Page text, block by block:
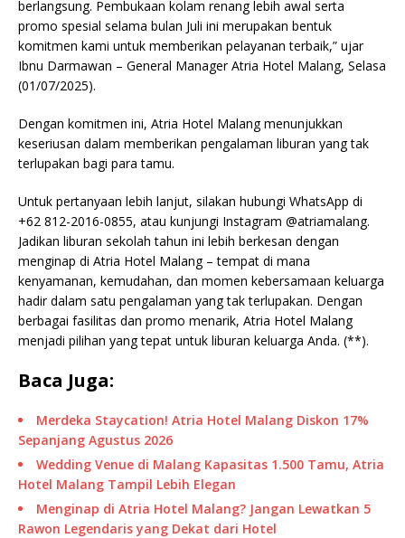
berlangsung. Pembukaan kolam renang lebih awal serta
promo spesial selama bulan Juli ini merupakan bentuk
komitmen kami untuk memberikan pelayanan terbaik,” ujar
Ibnu Darmawan – General Manager Atria Hotel Malang, Selasa
(01/07/2025).
Dengan komitmen ini, Atria Hotel Malang menunjukkan
keseriusan dalam memberikan pengalaman liburan yang tak
terlupakan bagi para tamu.
Untuk pertanyaan lebih lanjut, silakan hubungi WhatsApp di
+62 812-2016-0855, atau kunjungi Instagram @atriamalang.
Jadikan liburan sekolah tahun ini lebih berkesan dengan
menginap di Atria Hotel Malang – tempat di mana
kenyamanan, kemudahan, dan momen kebersamaan keluarga
hadir dalam satu pengalaman yang tak terlupakan. Dengan
berbagai fasilitas dan promo menarik, Atria Hotel Malang
menjadi pilihan yang tepat untuk liburan keluarga Anda. (**).
Baca Juga:
Merdeka Staycation! Atria Hotel Malang Diskon 17%
Sepanjang Agustus 2026
Wedding Venue di Malang Kapasitas 1.500 Tamu, Atria
Hotel Malang Tampil Lebih Elegan
Menginap di Atria Hotel Malang? Jangan Lewatkan 5
Rawon Legendaris yang Dekat dari Hotel